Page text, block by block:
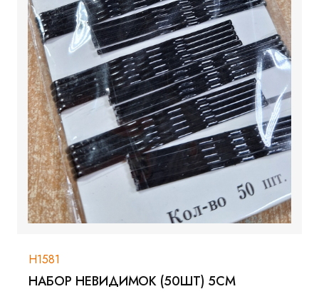
Н1581
НАБОР НЕВИДИМОК (50ШТ) 5СМ